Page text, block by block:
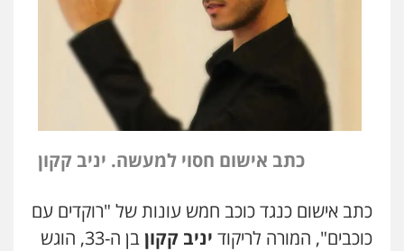
כתב אישום חסוי למעשה. יניב קקון
כתב אישום כנגד כוכב חמש עונות של "רוקדים עם
כוכבים", המורה לריקוד יניב קקון
בן ה-33, הוגש